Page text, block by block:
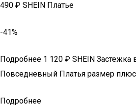
490 ₽ SHEIN Платье
-41%
Подробнее 1 120 ₽ SHEIN Застежка
Повседневный Платья размер плюс
Подробнее